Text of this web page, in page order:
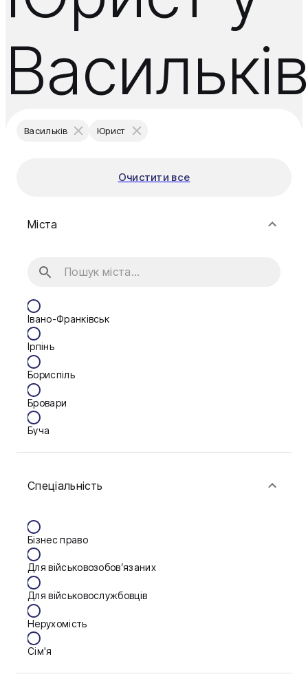
Васильків
Васильків Юрист
Очистити все
Міста
Івано-Франківськ
Ірпінь
Бориспіль
Бровари
Буча
Васильків
Дніпро
Запоріжжя
Калуш
Кам'янське
Ковель
Спеціальність
Бізнес право
Для військовозобов’язаних
Для військовослужбовців
Нерухомість
Сім'я